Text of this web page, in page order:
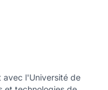
avec l'Université de